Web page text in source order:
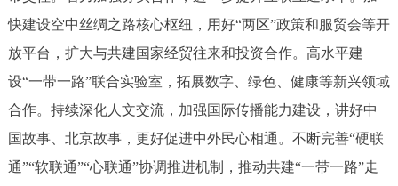
参与调查 在线访谈 图说互动
走进北京
快建设空中丝绸之路核心枢纽，用好“两区”政策和服贸会等开
放平台，扩大与共建国家经贸往来和投资合作。高水平建
设“一带一路”联合实验室，拓展数字、绿色、健康等新兴领域
合作。持续深化人文交流，加强国际传播能力建设，讲好中
国故事、北京故事，更好促进中外民心相通。不断完善“硬联
通”“软联通”“心联通”协调推进机制，推动共建“一带一路”走